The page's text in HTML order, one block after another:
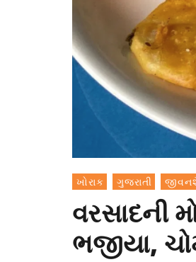
ખોરાક ગુજરાતી
વરસાદની
ભજીયા,